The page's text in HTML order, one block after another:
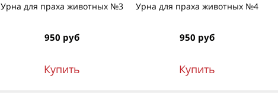
Урна для праха животных №3
950 руб
Купить
Урна для праха животных №4
950 руб
Купить